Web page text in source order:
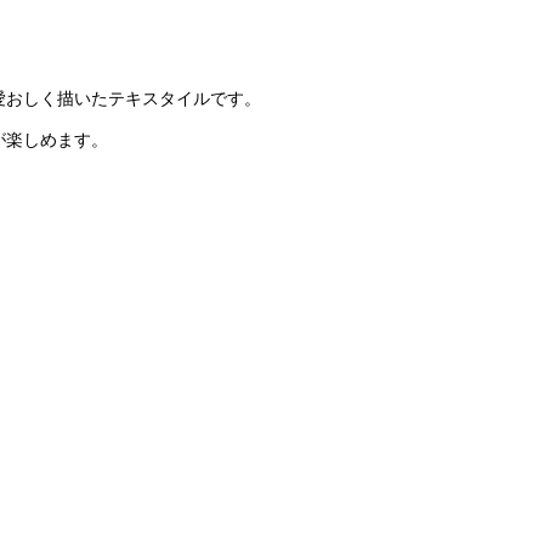
しく描いたテキスタイルです。
しめます。